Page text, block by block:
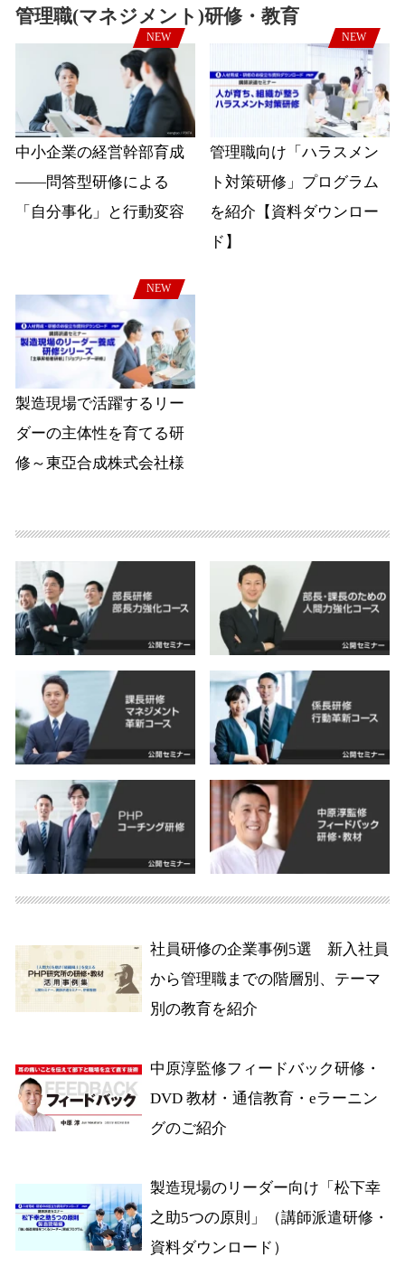
管理職(マネジメント)研修・教育
NEW
中小企業の経営幹部育成
――問答型研修による
「自分事化」と行動変容
NEW
管理職向け「ハラスメン
ト対策研修」プログラム
を紹介【資料ダウンロー
ド】
NEW
製造現場で活躍するリー
ダーの主体性を育てる研
修～東亞合成株式会社様
社員研修の企業事例5選 新入社員
から管理職までの階層別、テーマ
別の教育を紹介
中原淳監修フィードバック研修・
DVD 教材・通信教育・eラーニン
グのご紹介
製造現場のリーダー向け「松下幸
之助5つの原則」（講師派遣研修・
資料ダウンロード）